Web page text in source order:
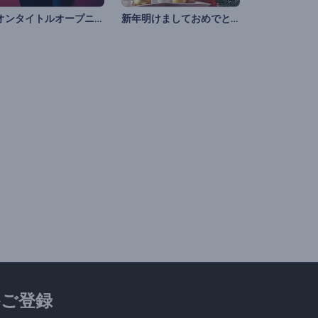
ネオンタイトルオープニング 新年明けましておめでとう
登録